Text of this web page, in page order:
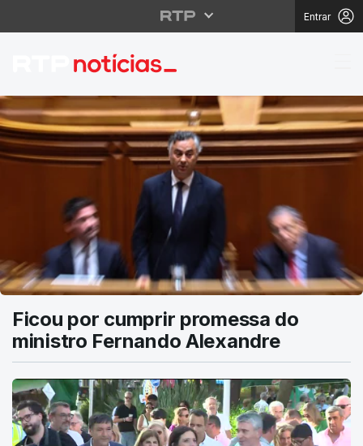
Entrar
RTP Notícias
Ficou por cumprir promessa do
ministro Fernando Alexandre